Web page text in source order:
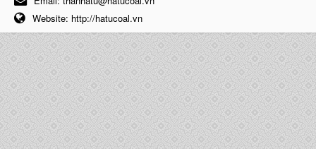
Website: http://hatucoal.vn